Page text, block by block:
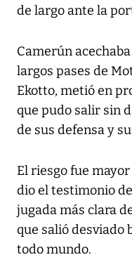
de largo ante la
Camerún
largos pases de
Ekotto, metió en
que pudo salir sin
de sus defensa y
El riesgo fue
dio el testimonio
jugada más clara
que salió desviado
todo mundo.